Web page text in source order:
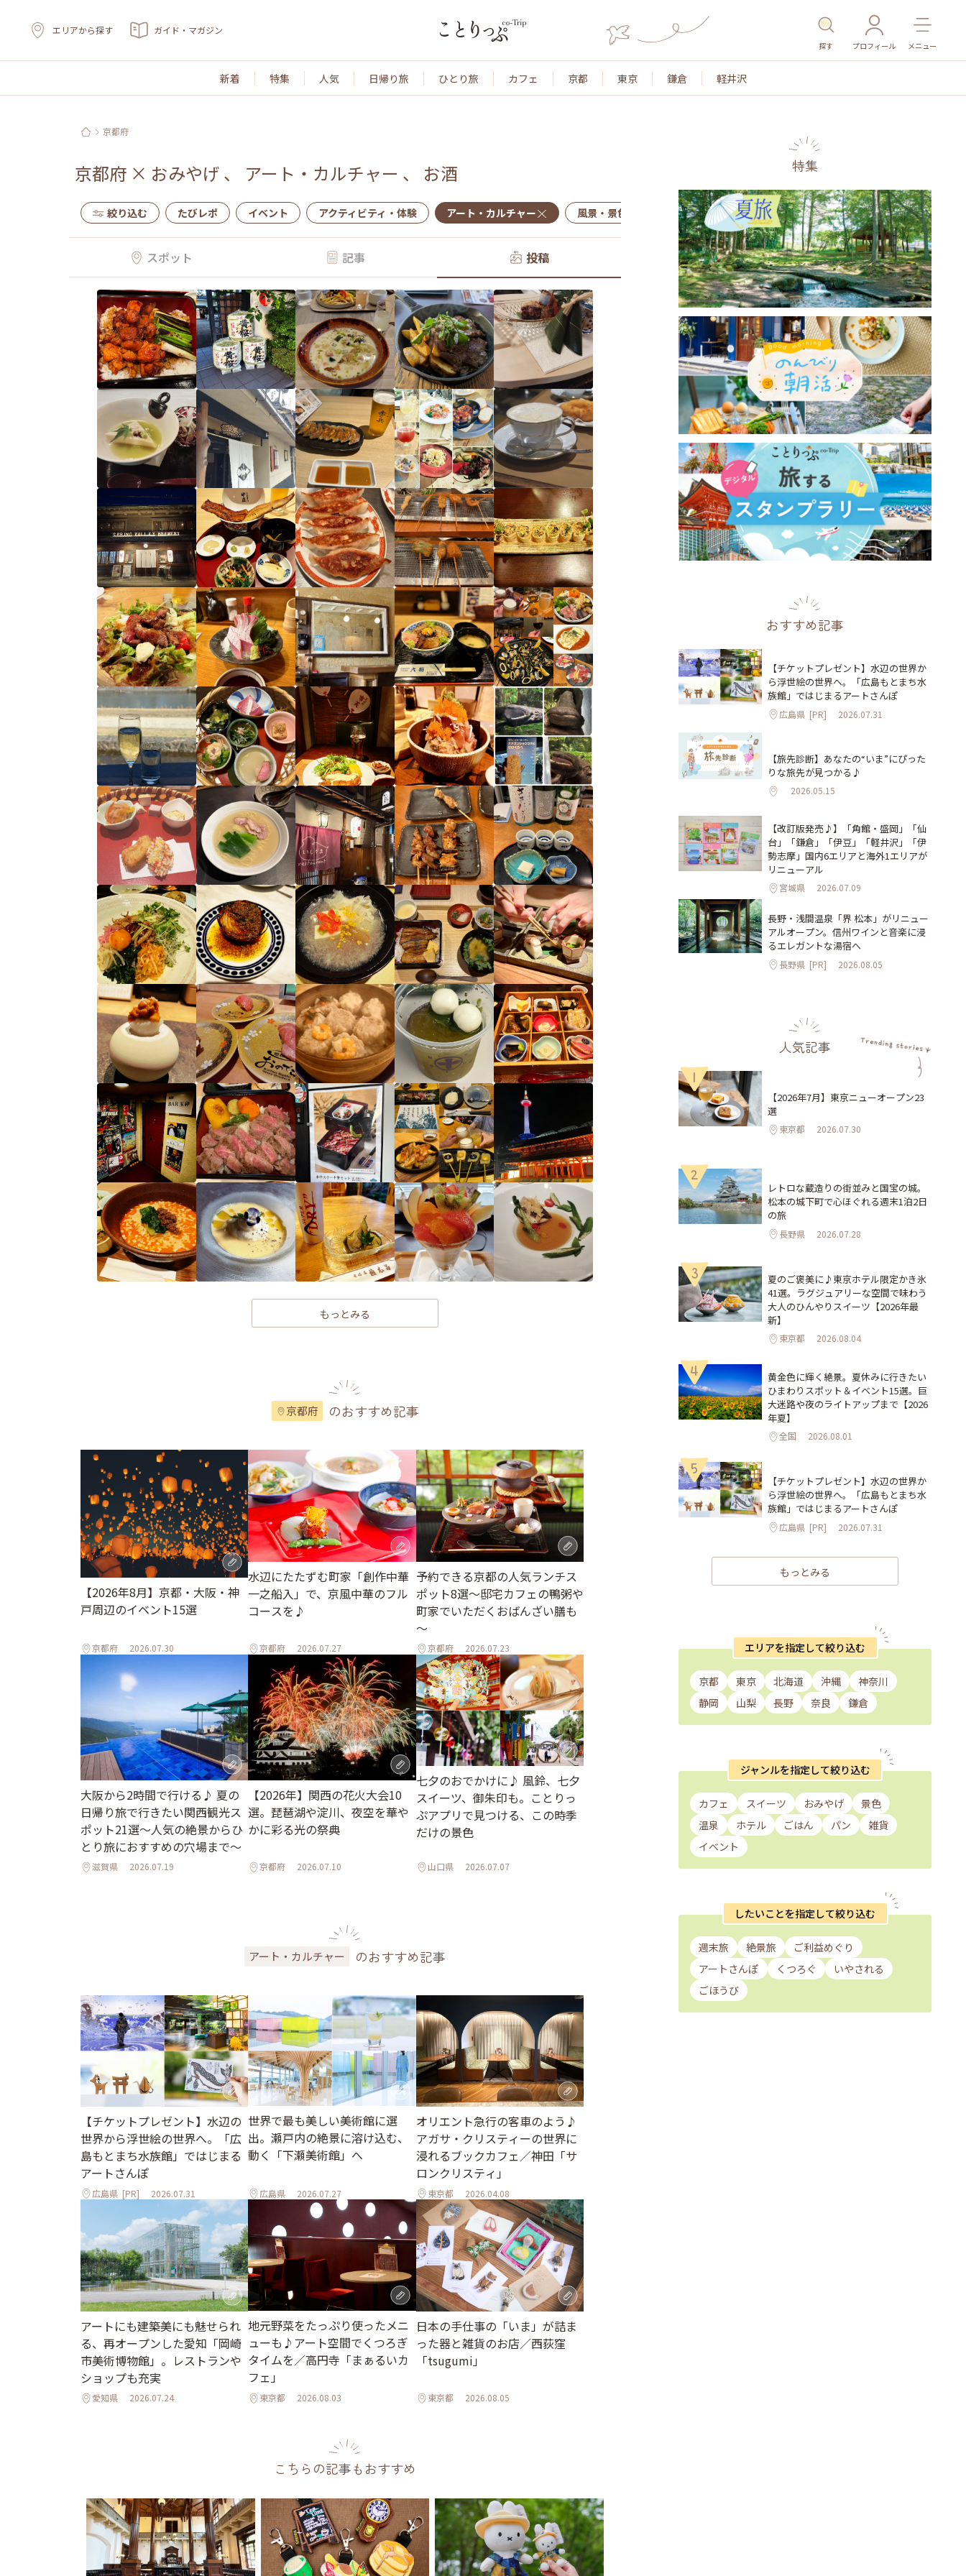
エリアから探す ガイド・マガジン
探す プロフィール メニュー
新着 特集 人気 日帰り旅 ひとり旅 カフェ 京都 東京 鎌倉 軽井沢
京都府
京都府 × おみやげ 、 アート・カルチャー 、 お酒
絞り込む たびレポ イベント アクティビティ・体験 アート・カルチャー 風景・景色 名所・旧跡 温泉・スパ その他施設 ごはん
スポット 記事 投稿
もっとみる
京都府 のおすすめ記事
【2026年8月】京都・大阪・神
戸周辺のイベント15選
京都府 2026.07.30
水辺にたたずむ町家「創作中華
一之船入」で、京風中華のフル
コースを♪
京都府 2026.07.27
予約できる京都の人気ランチス
ポット8選～邸宅カフェの鴨粥や
町家でいただくおばんざい膳も
～
京都府 2026.07.23
大阪から2時間で行ける♪ 夏の
日帰り旅で行きたい関西観光ス
ポット21選～人気の絶景からひ
とり旅におすすめの穴場まで～
滋賀県 2026.07.19
【2026年】関西の花火大会10
選。琵琶湖や淀川、夜空を華や
かに彩る光の祭典
京都府 2026.07.10
七夕のおでかけに♪ 風鈴、七夕
スイーツ、御朱印も。ことりっ
ぷアプリで見つける、この時季
だけの景色
山口県 2026.07.07
アート・カルチャー のおすすめ記事
【チケットプレゼント】水辺の
世界から浮世絵の世界へ。「広
島もとまち水族館」ではじまる
アートさんぽ
広島県 [PR] 2026.07.31
世界で最も美しい美術館に選
出。瀬戸内の絶景に溶け込む、
動く「下瀬美術館」へ
広島県 2026.07.27
オリエント急行の客車のよう♪
アガサ・クリスティーの世界に
浸れるブックカフェ／神田「サ
ロンクリスティ」
東京都 2026.04.08
アートにも建築美にも魅せられ
る、再オープンした愛知「岡崎
市美術博物館」。レストランや
ショップも充実
愛知県 2026.07.24
地元野菜をたっぷり使ったメニ
ューも♪アート空間でくつろぎ
タイムを／高円寺「まぁるいカ
フェ」
東京都 2026.08.03
日本の手仕事の「いま」が詰ま
った器と雑貨のお店／西荻窪
「tsugumi」
東京都 2026.08.05
こちらの記事もおすすめ
特集
おすすめ記事
【チケットプレゼント】水辺の世界か
ら浮世絵の世界へ。「広島もとまち水
族館」ではじまるアートさんぽ
広島県 [PR] 2026.07.31
【旅先診断】あなたの“いま”にぴった
りな旅先が見つかる♪
2026.05.15
【改訂版発売♪】「角館・盛岡」「仙
台」「鎌倉」「伊豆」「軽井沢」「伊
勢志摩」国内6エリアと海外1エリアが
リニューアル
宮城県 2026.07.09
長野・浅間温泉「界 松本」がリニュー
アルオープン。信州ワインと音楽に浸
るエレガントな湯宿へ
長野県 [PR] 2026.08.05
人気記事
1
【2026年7月】東京ニューオープン23
選
東京都 2026.07.30
2
レトロな蔵造りの街並みと国宝の城。
松本の城下町で心ほぐれる週末1泊2日
の旅
長野県 2026.07.28
3
夏のご褒美に♪東京ホテル限定かき氷
41選。ラグジュアリーな空間で味わう
大人のひんやりスイーツ【2026年最
新】
東京都 2026.08.04
4
黄金色に輝く絶景。夏休みに行きたい
ひまわりスポット＆イベント15選。巨
大迷路や夜のライトアップまで【2026
年夏】
全国 2026.08.01
5
【チケットプレゼント】水辺の世界か
ら浮世絵の世界へ。「広島もとまち水
族館」ではじまるアートさんぽ
広島県 [PR] 2026.07.31
もっとみる
エリアを指定して絞り込む
京都 東京 北海道 沖縄
神奈川
静岡
山梨 長野 奈良 鎌倉
ジャンルを指定して絞り込む
カフェ スイーツ おみやげ
景色
温泉
ホテル ごはん パン
雑貨
イベント
したいことを指定して絞り込む
週末旅 絶景旅
ご利益めぐり
アートさんぽ
くつろぐ
いやされる
ごほうび